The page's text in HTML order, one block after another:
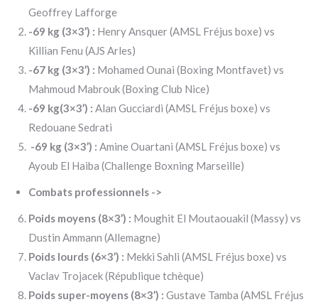
Geoffrey Lafforge
-69 kg (3×3’) : Henry Ansquer (AMSL Fréjus boxe) vs
Killian Fenu (AJS Arles)
-67 kg (3×3’) : Mohamed Ounai (Boxing Montfavet) vs
Mahmoud Mabrouk (Boxing Club Nice)
-69 kg(3×3’) : Alan Gucciardi (AMSL Fréjus boxe) vs
Redouane Sedrati
-69 kg (3×3’) : Amine Ouartani (AMSL Fréjus boxe) vs
Ayoub El Haiba (Challenge Boxning Marseille)
Combats professionnels ->
Poids moyens (8×3’) : Moughit El Moutaouakil (Massy) vs
Dustin Ammann (Allemagne)
Poids lourds (6×3’) : Mekki Sahli (AMSL Fréjus boxe) vs
Vaclav Trojacek (République tchèque)
Poids super-moyens (8×3’) : Gustave Tamba (AMSL Fréjus